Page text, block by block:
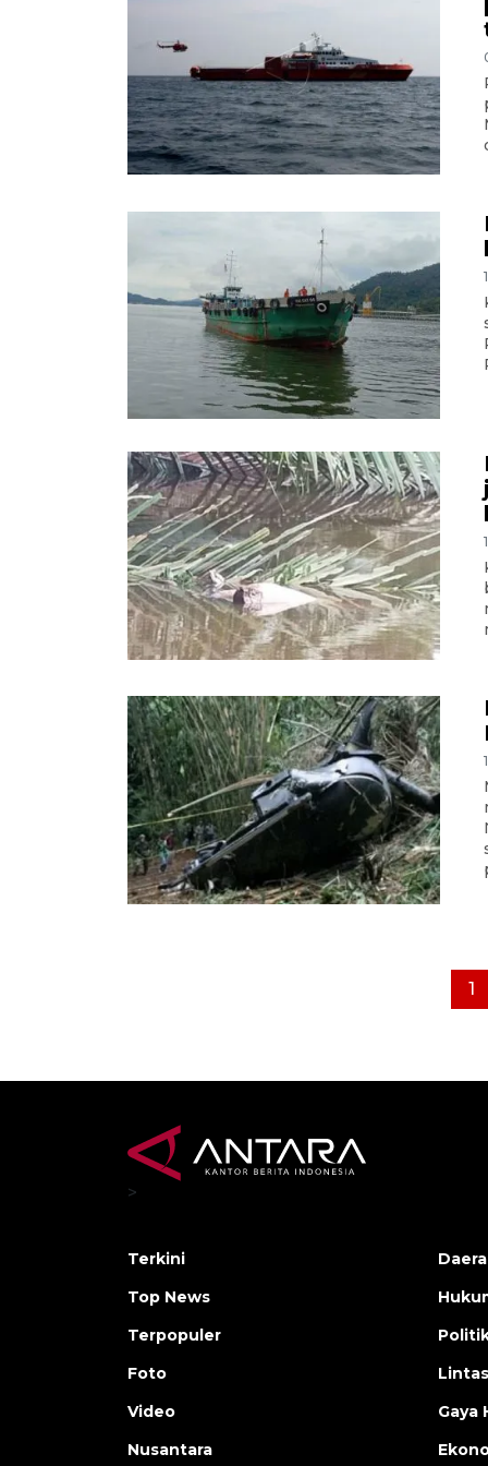
1
>
Terkini
Top News
Terpopuler
Foto
Video
Nusantara
Gaya